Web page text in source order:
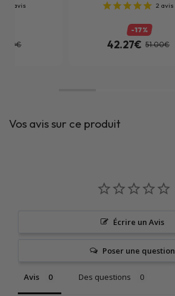
avis 2 avis
-17%
42.27€ 51.00€
Vos avis sur ce produit
Écrire un Avis
Poser une question
Avis Des questions